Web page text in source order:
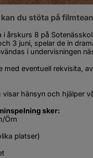
du stöta på
i årskurs 8 på
3 juni, spelar de in
i undervisningen
med eventuell rekvisita,
hänsyn och hjälper
sker:
Örn
platser)